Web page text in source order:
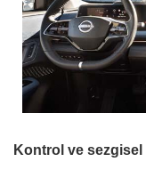
Kontrol ve sezgisel